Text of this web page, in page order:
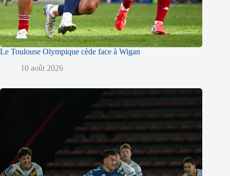
Le Toulouse Olympique cède face à Wigan
10 août 2026